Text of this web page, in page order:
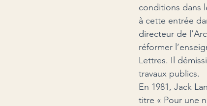
conditions dans
à cette entrée
directeur de
réformer
Lettres. Il
travaux publics.
En 1981, Jack
titre « Pour une